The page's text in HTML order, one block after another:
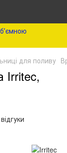
для поливу
Irritec,